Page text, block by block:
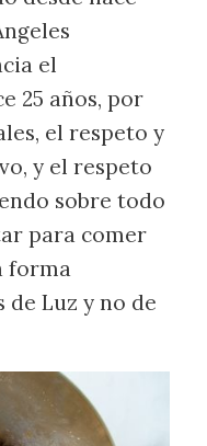
el
25 años, por
el respeto y
y el respeto
sobre todo
para comer
forma
Luz y no de